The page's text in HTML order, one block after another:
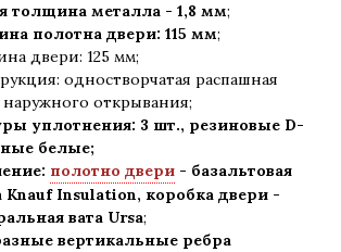
толщина металла - 1,8 мм;
полотна двери: 115 мм;
двери: 125 мм;
: одностворчатая распашная
открывания;
уплотнения: 3 шт., резиновые D-
белые;
полотно двери - базальтовая
Knauf Insulation, коробка двери -
вата Ursa;
вертикальные ребра